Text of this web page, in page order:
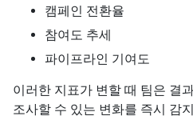
캠페인 전환율
참여도 추세
파이프라인 기여도
이러한 지표가 변할 때 팀은 결
조사할 수 있는 변화를 즉시 감